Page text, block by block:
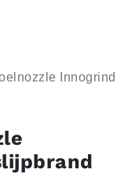
Innogrind